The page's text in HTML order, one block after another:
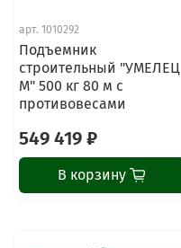
арт. 1010292
Подъемник
строительный "УМЕЛЕЦ
М" 500 кг 80 м с
противовесами
549 419 ₽
В корзину